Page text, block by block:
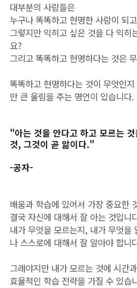
대부분의 사람들은
누구나 똑똑하고 현명한 사람이 되
그렇지만 익히고 싶은 것을 다 익히
요?
그리고 똑똑하고 현명하다는 것은
똑똑하고 현명하다는 것이 무엇인
만 큰 울림을 주는 명언이 있습니다.
"아는 것을 안다고 하고 모르는
것, 그것이 곧 앎이다."
-공자-
배움과 학습에 있어서 가장 중요한
결국 자신에 대해서 잘 아는 것입니
내가 무엇을 모르는지, 내가 무엇을
나 스스로에 대해서 잘 알아야 합니
그래야지만 내가 모르는 것에 시간
효율적인 학습 전략을 가질 수 있습